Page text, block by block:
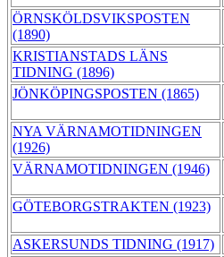
ÖRNSKÖLDSVIKSPOSTEN
(1890)
KRISTIANSTADS LÄNS
TIDNING (1896)
JÖNKÖPINGSPOSTEN (1865)
NYA VÄRNAMOTIDNINGEN
(1926)
VÄRNAMOTIDNINGEN (1946)
GÖTEBORGSTRAKTEN (1923)
ASKERSUNDS TIDNING (1917)